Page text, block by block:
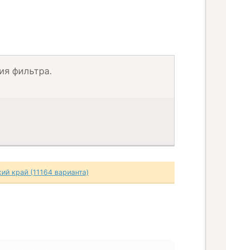
фильтра.
край (11164 варианта)